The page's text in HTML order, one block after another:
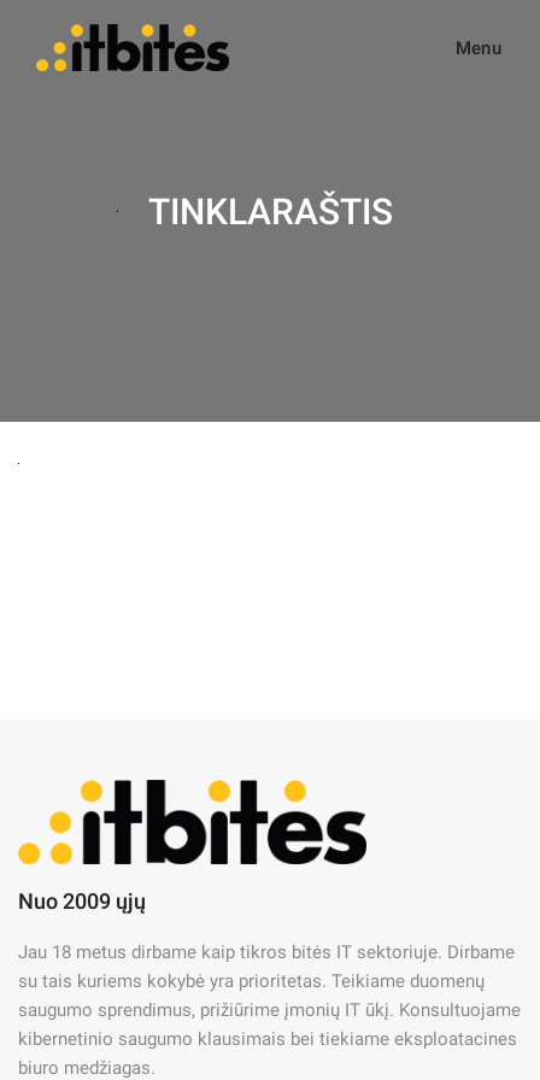
Menu
TINKLARAŠTIS
Kas yra DDoS ataka?
08/05/2025
Nuo 2009 ųjų
Jau 18 metus dirbame kaip tikros bitės IT sektoriuje. Dirbame
su tais kuriems kokybė yra prioritetas. Teikiame duomenų
saugumo sprendimus, prižiūrime įmonių IT ūkį. Konsultuojame
kibernetinio saugumo klausimais bei tiekiame eksploatacines
biuro medžiagas.